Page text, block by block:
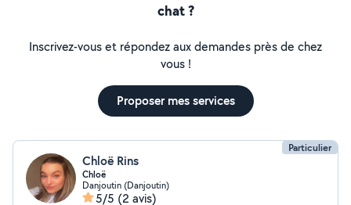
chat ?
Inscrivez-vous et répondez aux demandes près de chez
vous !
Proposer mes services
Particulier
Chloë Rins
Chloë
Danjoutin (Danjoutin)
5/5 (2 avis)